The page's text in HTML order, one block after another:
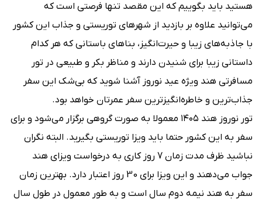
هستید باید بگوییم که این مقصد تنها فرصتی است که
می‌توانید علاوه بر بازدید از شهرهای توریستی و جذاب این کشور
با جاذبه‌های زیبا و حیرت‌انگیز، بناهای باستانی که هر کدام
داستانی زیبا برای شنیدن دارند و مناظر بکر و طبیعی در تور
مسافرتی هند ویژه عید نوروز آشنا شوید که بی‌شک این سفر
جذاب‌ترین و خاطره‌انگیزترین سفر عمرتان خواهد بود.
تور نوروز هند ۱۴۰۵ معمولا به صورت گروهی برگزار می‌شود و برای
سفر به این کشور حتما باید ویزا توریستی بگیرید. البته نگران
نباشید ظرف مدت زمان 7 روز کاری به درخواست ویزای هند
جواب می‌دهند و این ویزا برای 30 روز اعتبار دارد. بهترین زمان
سفر به هند نیمه دوم سال است و به طور معمول در طول سال